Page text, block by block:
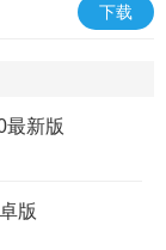
下载
最新版
版